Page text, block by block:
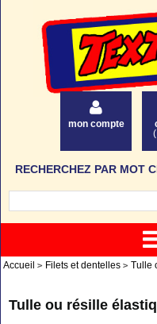
mon compte
(
RECHERCHEZ PAR MOT
Accueil Filets et dentelles Tulle
Tulle ou résille